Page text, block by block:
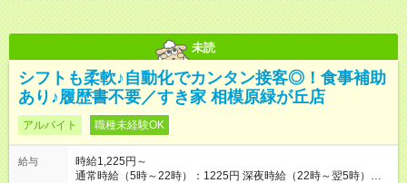
未読
シフトも柔軟♪自動化でカンタン接客◎！食事補助
あり♪履歴書不要／すき家 相模原緑が丘店
アルバイト 職種未経験OK
給与
時給1,225円～
通常時給（5時～22時）：1225円 深夜時給（22時～翌5時）：